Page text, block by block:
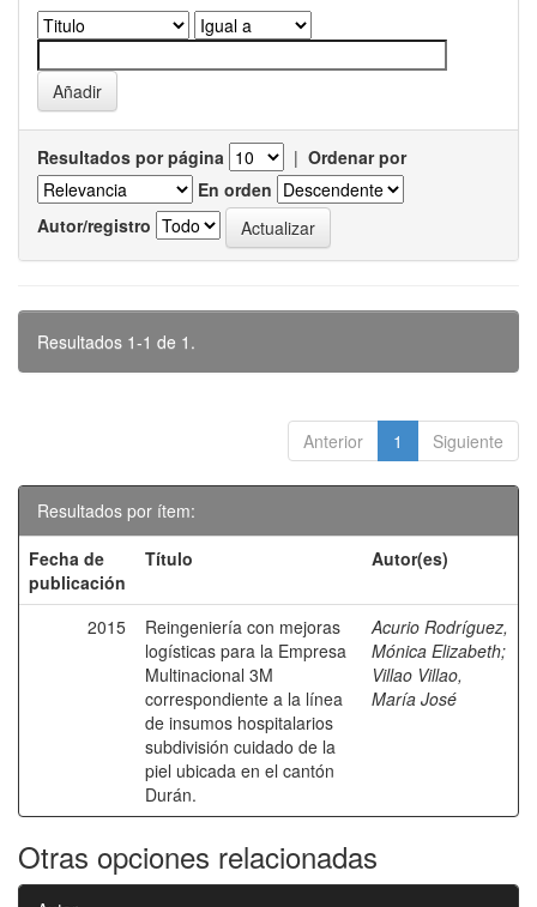
Resultados por página | Ordenar por
En orden
Autor/registro
Resultados 1-1 de 1.
Anterior 1 Siguiente
Resultados por ítem:
Fecha de
publicación
Título Autor(es)
2015
Reingeniería con mejoras
logísticas para la Empresa
Multinacional 3M
correspondiente a la línea
de insumos hospitalarios
subdivisión cuidado de la
piel ubicada en el cantón
Durán.
Acurio Rodríguez,
Mónica Elizabeth;
Villao Villao,
María José
Otras opciones relacionadas